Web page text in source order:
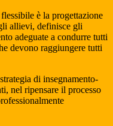
è la progettazione
allievi, definisce gli
adeguate a condurre tutti
devono raggiungere tutti
di insegnamento-
nel ripensare il processo